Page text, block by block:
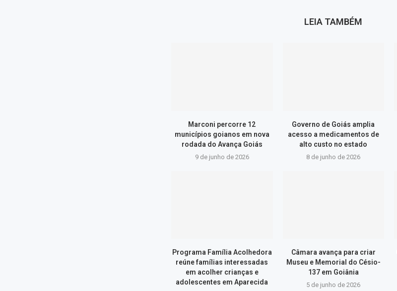
LEIA TAMBÉM
Marconi percorre 12
municípios goianos em nova
rodada do Avança Goiás
9 de junho de 2026
Governo de Goiás amplia
acesso a medicamentos de
alto custo no estado
8 de junho de 2026
Programa Família Acolhedora
reúne famílias interessadas
em acolher crianças e
adolescentes em Aparecida
Câmara avança para criar
Museu e Memorial do Césio-
137 em Goiânia
5 de junho de 2026